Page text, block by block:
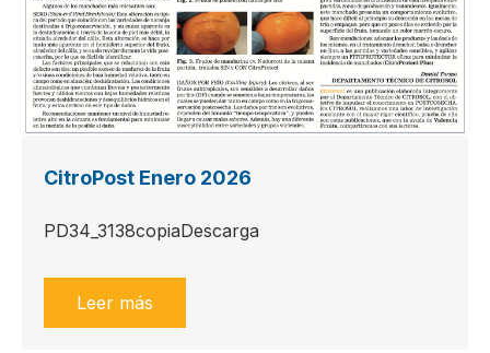
CitroPost Enero 2026
PD34_3138copiaDescarga
Leer más